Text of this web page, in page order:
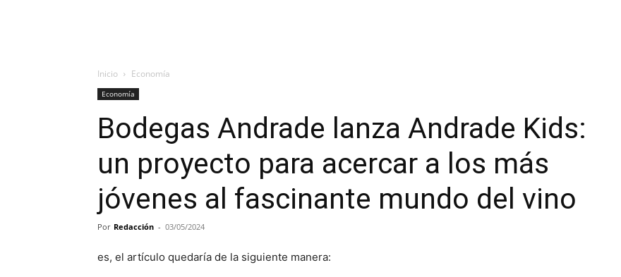
Inicio Economía
Economía
Bodegas Andrade lanza Andrade Kids:
un proyecto para acercar a los más
jóvenes al fascinante mundo del vino
Por Redacción - 03/05/2024
es, el artículo quedaría de la siguiente manera: